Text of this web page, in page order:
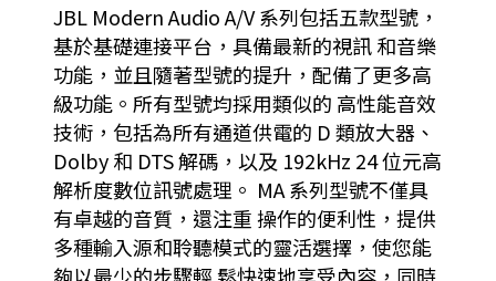
JBL Modern Audio A/V 系列包括五款型號，
基於基礎連接平台，具備最新的視訊 和音樂
功能，並且隨著型號的提升，配備了更多高
級功能。所有型號均採用類似的 高性能音效
技術，包括為所有通道供電的 D 類放大器、
Dolby 和 DTS 解碼，以及 192kHz 24 位元高
解析度數位訊號處理。 MA 系列型號不僅具
有卓越的音質，還注重 操作的便利性，提供
多種輸入源和聆聽模式的靈活選擇，使您能